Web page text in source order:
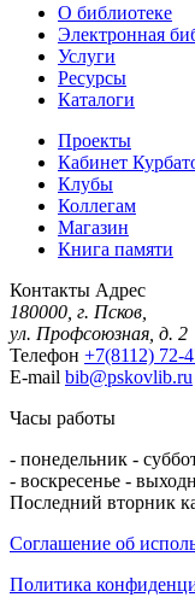
О библиотеке
Электронная
Услуги
Ресурсы
Каталоги
Проекты
Кабинет
Клубы
Коллегам
Магазин
Книга памяти
Контакты Адрес
180000, г. Псков,
ул. Профсоюзная, д. 2
Телефон +7(8112) 72-
E-mail bib@pskovlib.ru
Часы работы
- понедельник -
- воскресенье -
Последний вторник
Соглашение об
Политика